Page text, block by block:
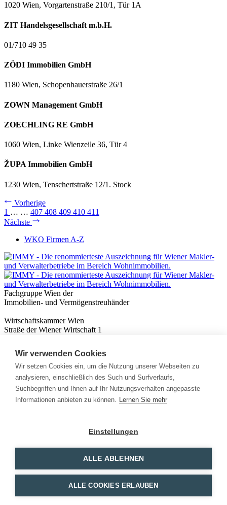
1020 Wien, Vorgartenstraße 210/1, Tür 1A
ZIT Handelsgesellschaft m.b.H.
01/710 49 35
ZÖDI Immobilien GmbH
1180 Wien, Schopenhauerstraße 26/1
ZOWN Management GmbH
ZOECHLING RE GmbH
1060 Wien, Linke Wienzeile 36, Tür 4
ŽUPA Immobilien GmbH
1230 Wien, Tenschertstraße 12/1. Stock
Vorherige
1 … … 407 408 409 410 411
Nächste
WKO Firmen A-Z
Fachgruppe Wien der
Immobilien- und Vermögenstreuhänder
Wirtschaftskammer Wien
Straße der Wiener Wirtschaft 1
Nützliches
Immobilienwissen
Formulare & Rechner
Expert:innen
Info
Wir verwenden Cookies
Wir setzen Cookies ein, um die Nutzung unserer Webseiten zu
analysieren, einschließlich des Such und Surfverlaufs,
Suchbegriffen und Ihnen auf Ihr Nutzungsverhalten angepasste
Informationen anbieten zu können. Lernen Sie mehr
Einstellungen
ALLE ABLEHNEN
ALLE COOKIES ERLAUBEN